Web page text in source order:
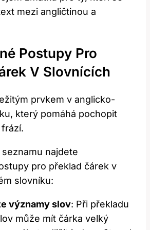
mezi angličtinou a
Postupy Pro
V Slovnících
prvkem v anglicko-
který pomáhá pochopit
najdete
pro překlad čárek v
slovníku:
významy slov: Při překladu
může mít čárka velký